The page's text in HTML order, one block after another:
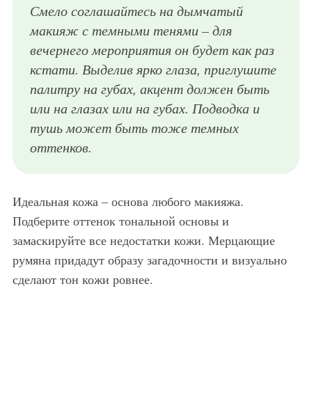
Смело соглашайтесь на дымчатый
макияж с темными тенями – для
вечернего мероприятия он будет как раз
кстати. Выделив ярко глаза, приглушите
палитру на губах, акцент должен быть
или на глазах или на губах. Подводка и
тушь может быть тоже темных
оттенков.
Идеальная кожа – основа любого макияжа.
Подберите оттенок тональной основы и
замаскируйте все недостатки кожи. Мерцающие
румяна придадут образу загадочности и визуально
сделают тон кожи ровнее.